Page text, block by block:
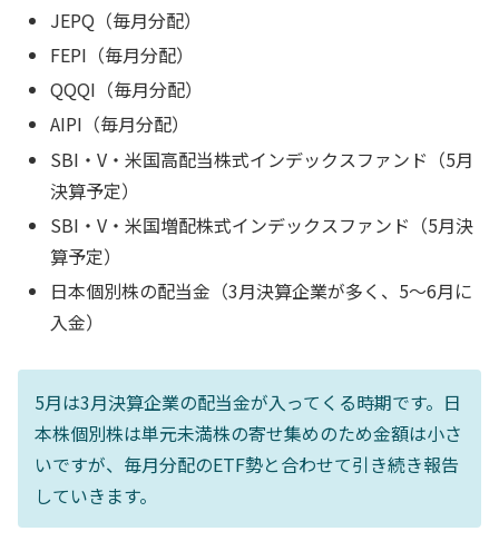
JEPQ（毎月分配）
FEPI（毎月分配）
QQQI（毎月分配）
AIPI（毎月分配）
SBI・V・米国高配当株式インデックスファンド（5月
決算予定）
SBI・V・米国増配株式インデックスファンド（5月決
算予定）
日本個別株の配当金（3月決算企業が多く、5〜6月に
入金）
5月は3月決算企業の配当金が入ってくる時期です。日
本株個別株は単元未満株の寄せ集めのため金額は小さ
いですが、毎月分配のETF勢と合わせて引き続き報告
していきます。